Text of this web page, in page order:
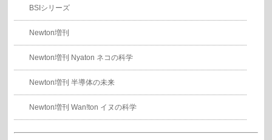
BSIシリーズ
Newton増刊
Newton増刊 Nyaton ネコの科学
Newton増刊 半導体の未来
Newton増刊 Wan!ton イヌの科学